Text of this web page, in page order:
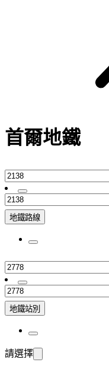
首爾地鐵
地鐵路線
地鐵站別
請選擇